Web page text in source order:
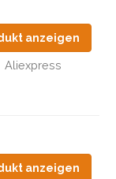
anzeigen
Aliexpress
anzeigen